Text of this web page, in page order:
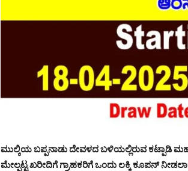
ಮುಲ್ಕಿಯ ಬಪ್ಪನಾಡು ದೇವಳದ ಬಳಿಯಲ್ಲಿರುವ ಕಟ್ಪಾಡಿ
ಮೇಲ್ಪಟ್ಟ ಖರೀದಿಗೆ ಗ್ರಾಹಕರಿಗೆ ಒಂದು ಲಕ್ಕಿ ಕೂಪನ್